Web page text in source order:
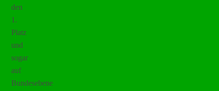
den
1.
Platz
und
sogar
auf
Bundesebene